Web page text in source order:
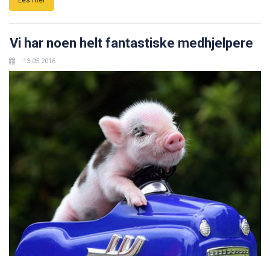
Vi har noen helt fantastiske medhjelpere
13.05.2016